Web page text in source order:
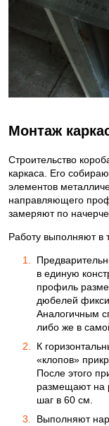
Монтаж
Строительство
каркаса. Его
элементов
направляющего
замеряют по
Работу выполняют в
в единую
профиль
дюбелей
Аналогичным
либо же в
К
«клопов»
После этого
размещают на
шаг в 60 см.
Выполняют